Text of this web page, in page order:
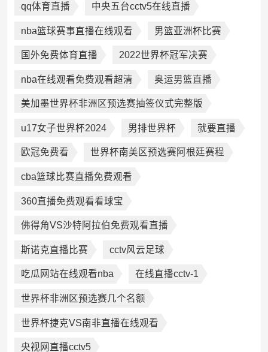
qq体育直播 中央五台cctv5在线直播
nba篮球赛事直播在线观看 男篮亚洲杯比赛
国外免费体育直播 2022世界杯冠军决赛
nba在线观看免费观看超清 奥运男篮直播
美加墨世界杯非洲区预选赛抽签仪式完整版
u17女子世界杯2024 男排世界杯 就要直播
欧冠免费看 世界杯南美区预选赛阿根廷赛程
cba篮球比赛直播免费观看
360直播免费观看看球宝
佛得角VS沙特阿拉伯免费观看直播
斯诺克直播比赛 cctv风云足球
吃瓜网站在线观看nba 在线直播cctv-1
世界杯非洲区预选赛几个名额
世界杯捷克VS南非直播在线观看
央视网直播cctv5